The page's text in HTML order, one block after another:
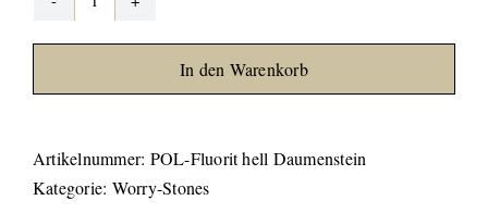
Fluorit
hell
Stone"
In den Warenkorb
Artikelnummer: POL-Fluorit hell Daumenstein
Kategorie: Worry-Stones